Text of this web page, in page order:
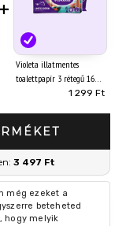
+
Violeta illatmentes
toalettpapír 3 rétegű 16
tekercs Limited Edition
1 299 Ft
3 497 Ft
még ezeket a
beteheted
hogy melyik